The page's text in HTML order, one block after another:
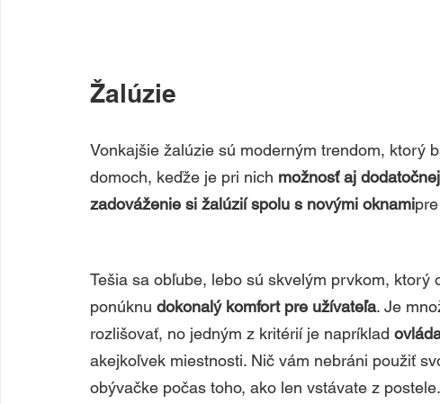
Žalúzie
Vonkajšie žalúzie sú moderným trendom, ktorý
domoch, keďže je pri nich možnosť aj
zadováženie si žalúzií spolu s novými oknami
Tešia sa obľube, lebo sú skvelým prvkom, ktorý
ponúknu dokonalý komfort pre užívateľa. Je
rozlišovať, no jedným z kritérií je napríklad
akejkoľvek miestnosti. Nič vám nebráni použiť
obývačke počas toho, ako len vstávate z postele.